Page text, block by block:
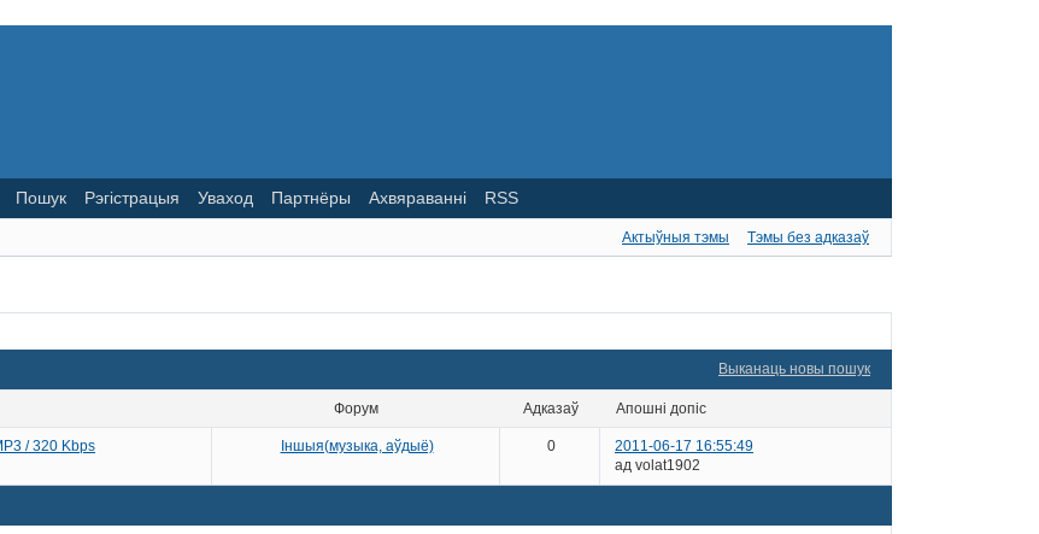
Пошук Рэгістрацыя Уваход Партнёры Ахвяраванні RSS
Актыўныя тэмы Тэмы без адказаў
Выканаць новы пошук
Форум адказаў апошні допіс
/ 320 Kbps
Іншыя(музыка, аўдыё) 0
2011-06-17 16:55:49
ад volat1902